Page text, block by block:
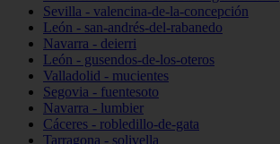
Sevilla - valencina-de-la-concepción
León - san-andrés-del-rabanedo
Navarra - deierri
León - gusendos-de-los-oteros
Valladolid - mucientes
Segovia - fuentesoto
Navarra - lumbier
Cáceres - robledillo-de-gata
Tarragona - solivella